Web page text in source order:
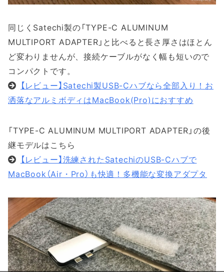
同じくSatechi製の「TYPE-C ALUMINUM
MULTIPORT ADAPTER」と比べると長さ厚さはほとん
ど変わりませんが、接続ケーブルがなく幅も短いので
コンパクトです。
【レビュー】Satechi製USB-Cハブなら全部入り！お
洒落なアルミボディはMacBook(Pro)におすすめ
「TYPE-C ALUMINUM MULTIPORT ADAPTER」の後
継モデルはこちら
【レビュー】洗練されたSatechiのUSB-Cハブで
MacBook（Air・Pro）も快適！多機能な変換アダプタ